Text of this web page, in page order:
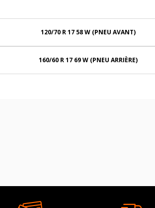
120/70 R 17 58 W (PNEU AVANT)
160/60 R 17 69 W (PNEU ARRIÈRE)